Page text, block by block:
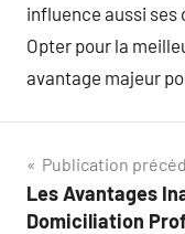
influence aussi
Opter pour la
avantage majeur
Navigation
de
Publication
Les Avantages
Domiciliation